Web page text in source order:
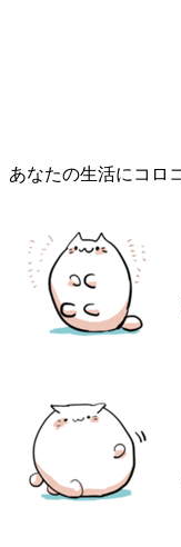
あなたの生活にコロ